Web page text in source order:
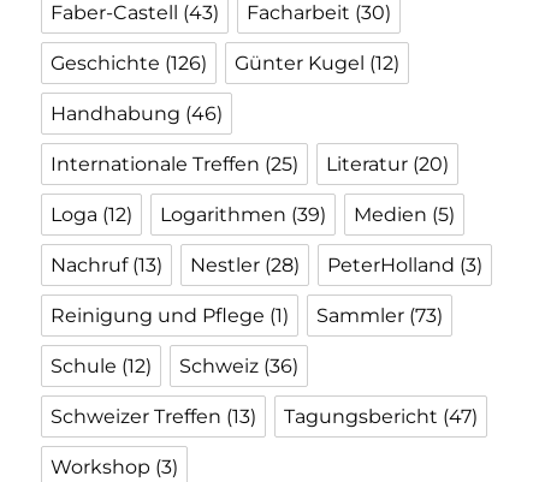
Faber-Castell (43) Facharbeit (30)
Geschichte (126) Günter Kugel (12)
Handhabung (46)
Internationale Treffen (25) Literatur (20)
Loga (12) Logarithmen (39) Medien (5)
Nachruf(13) Nestler (28) PeterHolland (3)
Reinigung und Pflege (1) Sammler (73)
Schule (12) Schweiz (36)
Schweizer Treffen (13) Tagungsbericht (47)
Workshop (3)